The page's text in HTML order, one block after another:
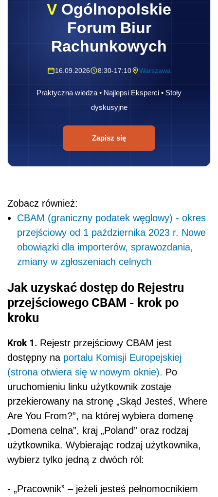
V Ogólnopolskie
Forum Biur
Rachunkowych
16.09.2026 8:30-17:10 Warszawa
Praktyczna wiedza • Najlepsi Eksperci • Stoły
dyskusyjne
Zapisz się
Zobacz również:
CBAM (graniczny podatek węglowy) - okres
przejściowy od 1 października 2023 r. Nowe
obowiązki dla importerów, sprawozdania,
zmiany w zgłoszeniach celnych
Jak uzyskać dostęp do Rejestru
przejściowego CBAM - krok po
kroku
Krok 1. Rejestr przejściowy CBAM jest
dostępny na portalu Komisji Europejskiej
(strona otwiera się w nowym oknie). Po
uruchomieniu linku użytkownik zostaje
przekierowany na stronę „Skąd Jesteś, Where
Are You From?”, na której wybiera domenę
„Domena celna”, kraj „Poland” oraz rodzaj
użytkownika. Wybierając rodzaj użytkownika,
wybierz tylko jedną z dwóch ról:
- „Pracownik” – jeżeli jesteś pełnomocnikiem